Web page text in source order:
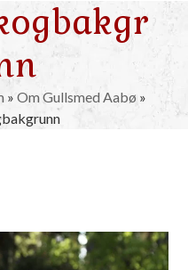
» Om Gullsmed Aabø »